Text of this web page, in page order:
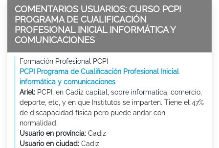
COMENTARIOS USUARIOS: CURSO PCPI
PROGRAMA DE CUALIFICACIÓN
PROFESIONAL INICIAL INFORMÁTICA Y
COMUNICACIONES
Formación Profesional PCPI
PCPI Programa de Cualificación Profesional Inicial
informática y comunicaciones
Ariel: PCPI, en Cadiz capital, sobre informatica, comercio,
deporte, etc, y en que Institutos se imparten. Tiene el 47%
de discapacidad física pero puede andar con
normalidad.
Usuario en provincia: Cadiz
Usuario en ciudad: Cadiz